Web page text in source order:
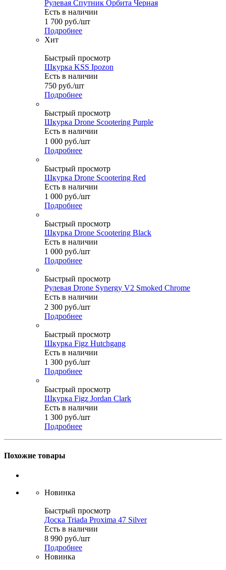
Рулевая Спутник Орбита Черная
Есть в наличии
1 700 руб./шт
Подробнее
Хит
Быстрый просмотр
Шкурка KSS Ipozon
Есть в наличии
750 руб./шт
Подробнее
Быстрый просмотр
Шкурка Drone Scootering Purple
Есть в наличии
1 000 руб./шт
Подробнее
Быстрый просмотр
Шкурка Drone Scootering Red
Есть в наличии
1 000 руб./шт
Подробнее
Быстрый просмотр
Шкурка Drone Scootering Black
Есть в наличии
1 000 руб./шт
Подробнее
Быстрый просмотр
Рулевая Drone Synergy V2 Smoked Chrome
Есть в наличии
2 300 руб./шт
Подробнее
Быстрый просмотр
Шкурка Figz Hutchgang
Есть в наличии
1 300 руб./шт
Подробнее
Быстрый просмотр
Шкурка Figz Jordan Clark
Есть в наличии
1 300 руб./шт
Подробнее
Похожие товары
Новинка
Быстрый просмотр
Доска Triada Proxima 47 Silver
Есть в наличии
8 990 руб./шт
Подробнее
Новинка